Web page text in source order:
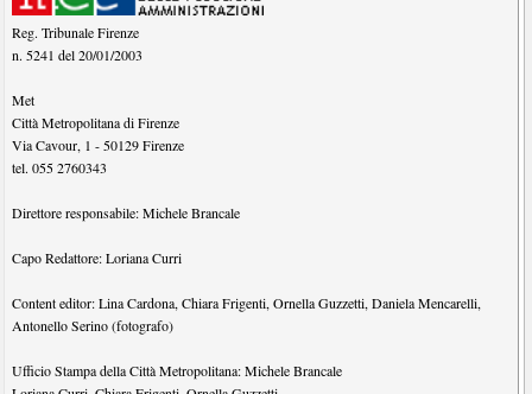
Reg. Tribunale Firenze
n. 5241 del 20/01/2003
Met
Città Metropolitana di Firenze
Via Cavour, 1 - 50129 Firenze
tel.055 2760343
Direttore responsabile:Michele Brancale
Capo Redattore:Loriana Curri
Content editor:Lina Cardona,Chiara Frigenti,Ornella Guzzetti,Daniela Mencarelli,
Antonello Serino (fotografo)
Ufficio Stampa della Città Metropolitana:Michele Brancale